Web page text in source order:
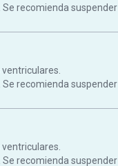
recomienda suspender
recomienda suspender
recomienda suspender